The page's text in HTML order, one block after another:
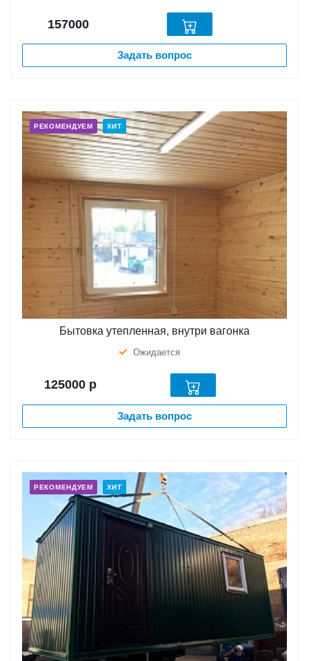
157000
Задать вопрос
РЕКОМЕНДУЕМ ХИТ
Бытовка утепленная, внутри вагонка
Ожидается
125000 р
Задать вопрос
РЕКОМЕНДУЕМ ХИТ